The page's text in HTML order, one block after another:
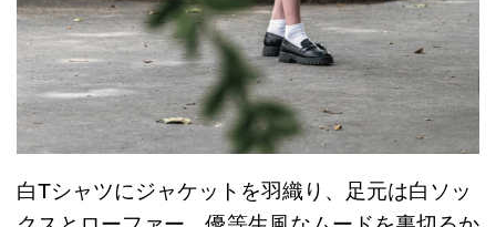
白Tシャツにジャケットを羽織り、足元は白ソッ